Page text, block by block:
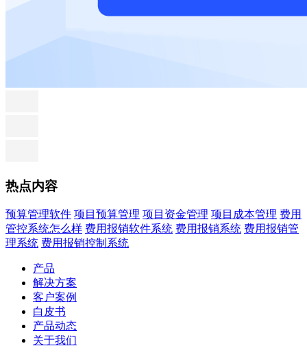
热点内容
预算管理软件 项目预算管理 项目资金管理 项目成本管理 费用
管控系统怎么样 费用报销软件系统 费用报销系统 费用报销管
理系统 费用报销控制系统
产品
解决方案
客户案例
白皮书
产品动态
关于我们